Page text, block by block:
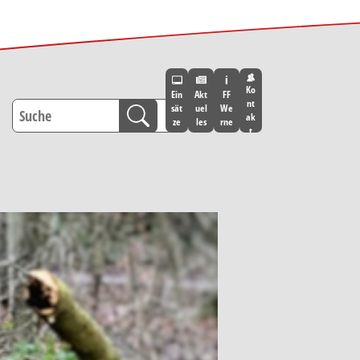
Ein
sät
ze
Akt
uel
les
FF
We
rne
Ko
nt
ak
t